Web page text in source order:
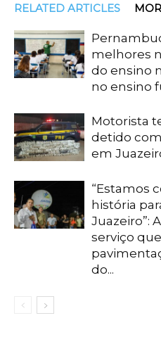
RELATED ARTICLES
melhores
do ensino
no ensino
Motorista
detido
em
“Estamos
história
Juazeiro”:
serviço
do...